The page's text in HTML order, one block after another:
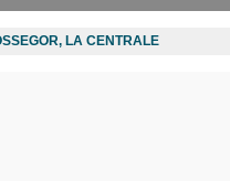
LA CENTRALE